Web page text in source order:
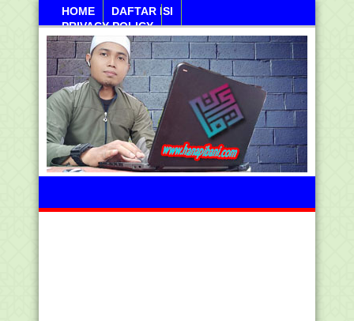
HOME
DAFTAR ISI
PRIVACY POLICY
Ahad, 09 Agustus 2026